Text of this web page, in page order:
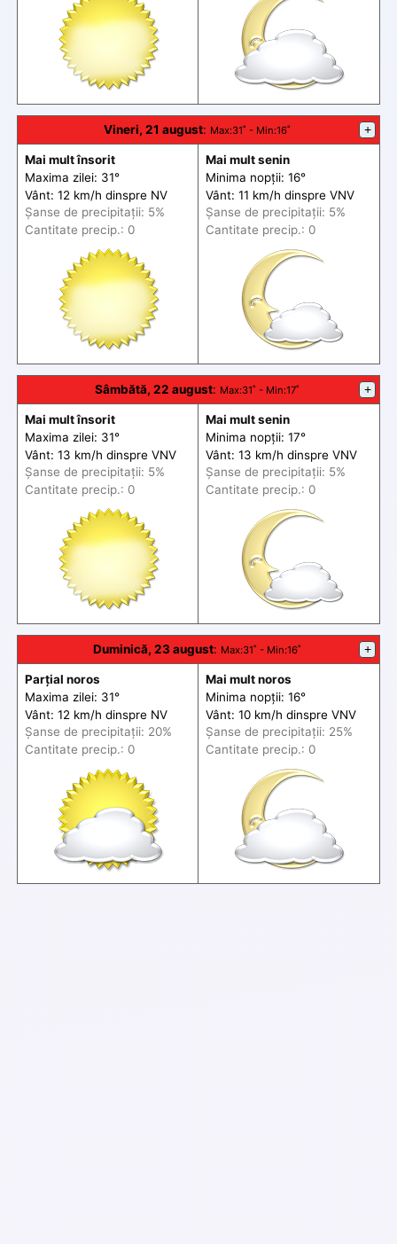
Vineri, 21 august: Max:31˚ - Min:16˚ +
Mai mult însorit
Maxima zilei: 31°
Vânt: 12 km/h dinspre NV
Șanse de precipitații: 5%
Cantitate precip.: 0
Mai mult senin
Minima nopții: 16°
Vânt: 11 km/h dinspre VNV
Șanse de precipitații: 5%
Cantitate precip.: 0
Sâmbătă, 22 august: Max:31˚ - Min:17˚ +
Mai mult însorit
Maxima zilei: 31°
Vânt: 13 km/h dinspre VNV
Șanse de precipitații: 5%
Cantitate precip.: 0
Mai mult senin
Minima nopții: 17°
Vânt: 13 km/h dinspre VNV
Șanse de precipitații: 5%
Cantitate precip.: 0
Duminică, 23 august: Max:31˚ - Min:16˚ +
Parțial noros
Maxima zilei: 31°
Vânt: 12 km/h dinspre NV
Șanse de precipitații: 20%
Cantitate precip.: 0
Mai mult noros
Minima nopții: 16°
Vânt: 10 km/h dinspre VNV
Șanse de precipitații: 25%
Cantitate precip.: 0